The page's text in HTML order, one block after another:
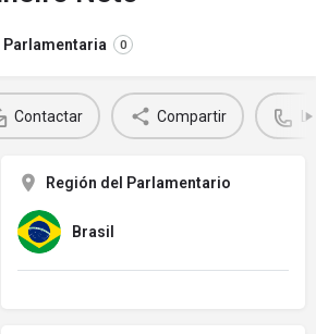
0
Contactar Compartir
Región del Parlamentario
Brasil